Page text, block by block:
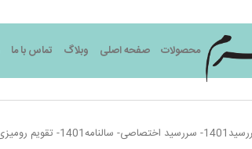
نیک چرم
محصولات
صفحه اصلی وبلاگ تماس با ما